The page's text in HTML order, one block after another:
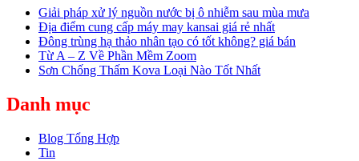
Giải pháp xử lý nguồn nước bị ô nhiễm sau mùa mưa
Địa điểm cung cấp máy may kansai giá rẻ nhất
Đông trùng hạ thảo nhân tạo có tốt không? giá bán
Từ A – Z Về Phần Mềm Zoom
Sơn Chống Thấm Kova Loại Nào Tốt Nhất
Danh mục
Blog Tổng Hợp
Tin